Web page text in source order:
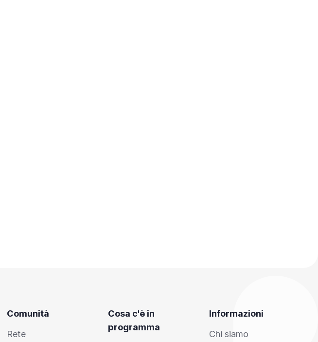
Comunità
Rete
Cosa c'è in
programma
Informazioni
Chi siamo